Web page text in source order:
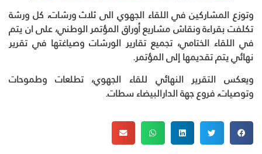
وتوزع المشاركين في اللقاء الجهوي الى ثلاث ورشات، كل ورشة
تكلفت بقراءة ونقاش مشاريع أوراق المؤتمر الوطني، على ان يتم
في اللقاء الختامي، تجميع تقارير الورشات وصياغتها في تقرير
نهائي يتم تقديمها إلى المؤتمر.
ويعكس التقرير النهائي للقاء الجهوي، تطلعات وطموحات
وتوصيات، فروع جهة الدارالبيضاء سطات.